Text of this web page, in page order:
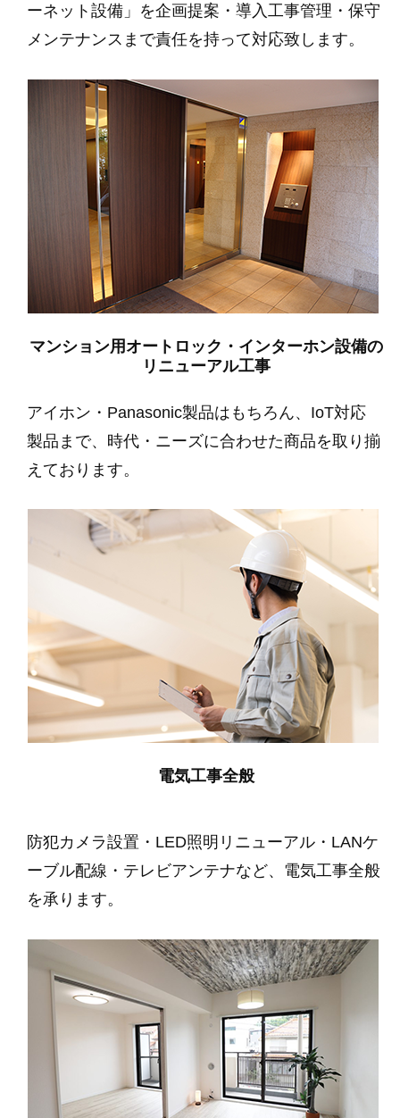
ーネット設備」を企画提案・導入工事管理・保守
メンテナンスまで責任を持って対応致します。
マンション用オートロック・インターホン設備の
リニューアル工事
アイホン・Panasonic製品はもちろん、IoT対応
製品まで、時代・ニーズに合わせた商品を取り揃
えております。
電気工事全般
防犯カメラ設置・LED照明リニューアル・LANケ
ーブル配線・テレビアンテナなど、電気工事全般
を承ります。